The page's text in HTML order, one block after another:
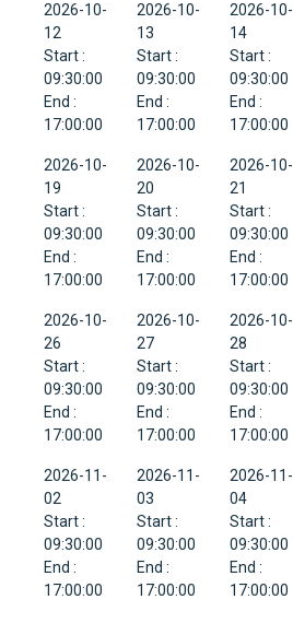
2026-10-
12
Start :
09:30:00
End :
17:00:00
2026-10-
13
Start :
09:30:00
End :
17:00:00
2026-10-
14
Start :
09:30:00
End :
17:00:00
2026-10-
19
Start :
09:30:00
End :
17:00:00
2026-10-
20
Start :
09:30:00
End :
17:00:00
2026-10-
21
Start :
09:30:00
End :
17:00:00
2026-10-
26
Start :
09:30:00
End :
17:00:00
2026-10-
27
Start :
09:30:00
End :
17:00:00
2026-10-
28
Start :
09:30:00
End :
17:00:00
2026-11-
02
Start :
09:30:00
End :
17:00:00
2026-11-
03
Start :
09:30:00
End :
17:00:00
2026-11-
04
Start :
09:30:00
End :
17:00:00